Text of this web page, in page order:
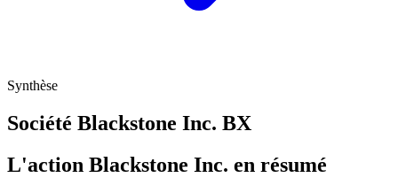
Synthèse
Société Blackstone Inc. BX
L'action Blackstone Inc. en résumé